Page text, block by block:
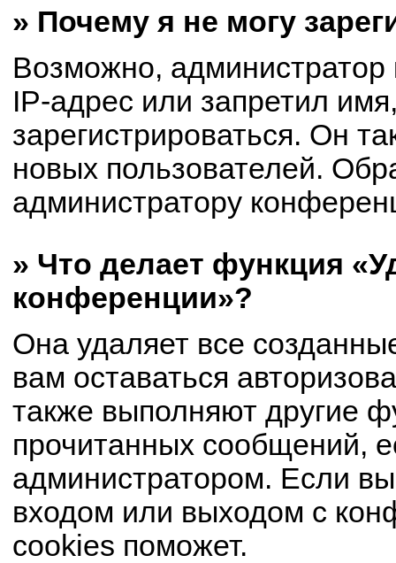
» Почему я не могу
Возможно,
IP-адрес или запретил
зарегистрироваться. Он
новых пользователей.
администратору
» Что делает функция
конференции»?
Она удаляет все
вам оставаться
также выполняют другие
прочитанных сообщений,
администратором. Если
входом или выходом с
cookies поможет.